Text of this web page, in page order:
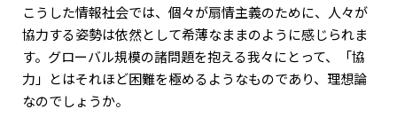
こうした情報社会では、個々が扇情主義のために、人々が
協力する姿勢は依然として希薄なままのように感じられま
す。グローバル規模の諸問題を抱える我々にとって、「協
力」とはそれほど困難を極めるようなものであり、理想論
なのでしょうか。